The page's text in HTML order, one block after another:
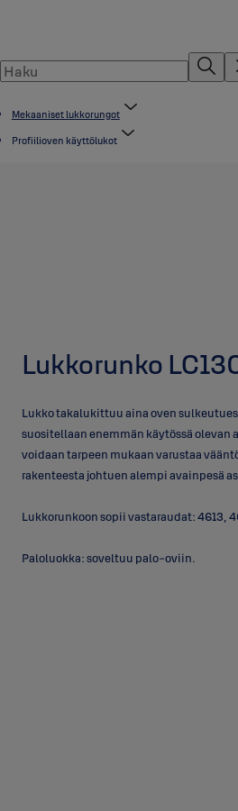
Mekaaniset lukkorungot
Profiilioven käyttölukot
Lukkorunko
Lukko takalukittuu aina oven
suositellaan enemmän käytössä
voidaan tarpeen mukaan varustaa
rakenteesta johtuen alempi avainpesä
Lukkorunkoon sopii vastaraudat: 4613,
Paloluokka: soveltuu palo-oviin.